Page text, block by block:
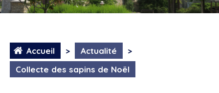
Accueil > Actualité
>
Collecte des sapins de Noël